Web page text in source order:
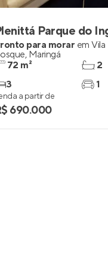
Parque do
para morar em Vila
, Maringá
72 m²
3
2
1
a partir de
690.000